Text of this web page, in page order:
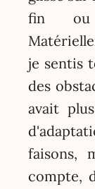
fin ou
je sentis
des
avait
faisons,
compte,